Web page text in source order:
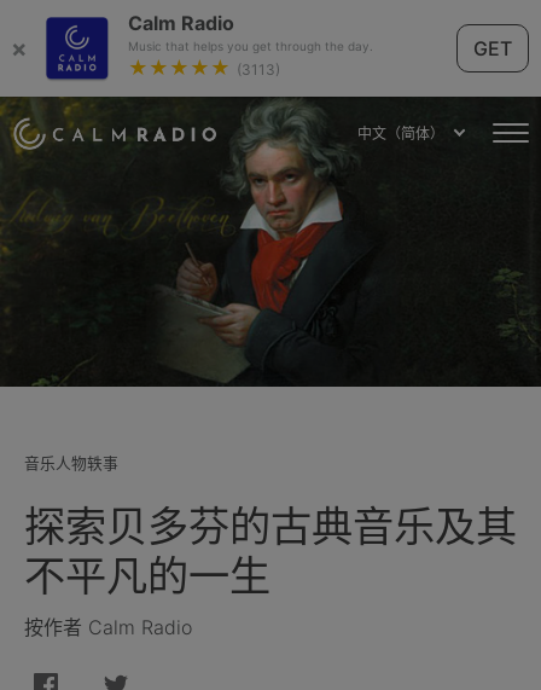
×
Calm Radio
Music that helps you get through the day.
★★★★★ (3113)
GET
中文（简体）
音乐人物轶事
探索贝多芬的古典音乐及其
不平凡的一生
按作者 Calm Radio